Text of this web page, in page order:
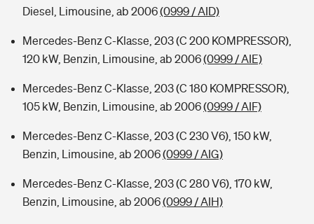
Diesel, Limousine, ab 2006(0999 / AID)
Mercedes-Benz C-Klasse, 203 (C 200 KOMPRESSOR),
120 kW, Benzin, Limousine, ab 2006(0999 / AIE)
Mercedes-Benz C-Klasse, 203 (C 180 KOMPRESSOR),
105 kW, Benzin, Limousine, ab 2006(0999 / AIF)
Mercedes-Benz C-Klasse, 203 (C 230 V6), 150 kW,
Benzin, Limousine, ab 2006(0999 / AIG)
Mercedes-Benz C-Klasse, 203 (C 280 V6), 170 kW,
Benzin, Limousine, ab 2006(0999 / AIH)